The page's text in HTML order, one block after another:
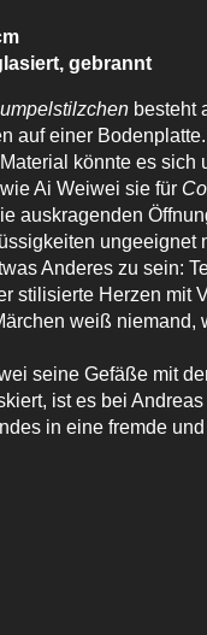
gebrannt
besteht
auf einer
könnte es sich
Ai Weiwei sie für
auskragenden
ungeeignet
Anderes zu sein:
stilisierte Herzen mit
weiß niemand,
seine Gefäße mit
ist es bei
in eine fremde